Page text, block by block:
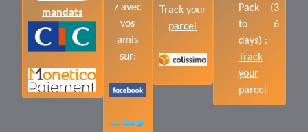
mandats
z avec
vos
amis
sur:
Track your
parcel
Pack (3
to 6
days) :
Track
your
parcel